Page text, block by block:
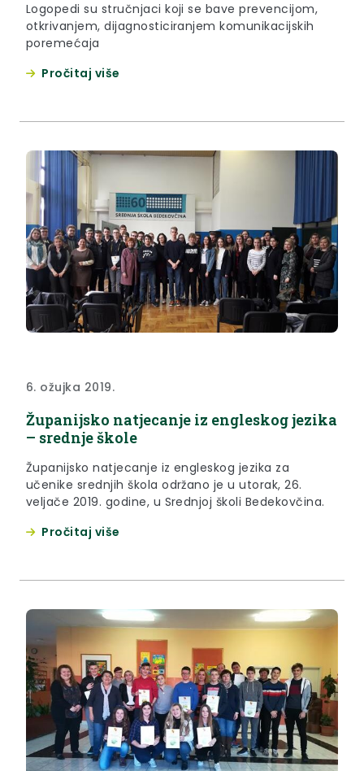
Logopedi su stručnjaci koji se bave prevencijom,
otkrivanjem, dijagnosticiranjem komunikacijskih
poremećaja
Pročitaj više
6. ožujka 2019.
Županijsko natjecanje iz engleskog jezika
– srednje škole
Županijsko natjecanje iz engleskog jezika za
učenike srednjih škola održano je u utorak, 26.
veljače 2019. godine, u Srednjoj školi Bedekovčina.
Pročitaj više